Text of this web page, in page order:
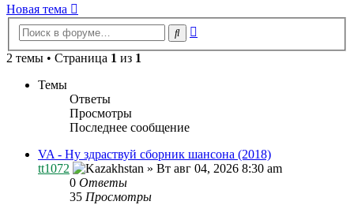
Новая тема
Поиск
2 темы • Страница 1 из 1
Темы
Ответы
Просмотры
Последнее сообщение
VA - Ну здраствуй сборник шансона (2018)
tt1072
» Вт авг 04, 2026 8:30 am
0 Ответы
35 Просмотры